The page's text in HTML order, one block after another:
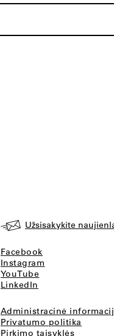
Užsisakykite
Facebook
Instagram
YouTube
LinkedIn
Administracinė
Privatumo politika
Pirkimo taisyklės